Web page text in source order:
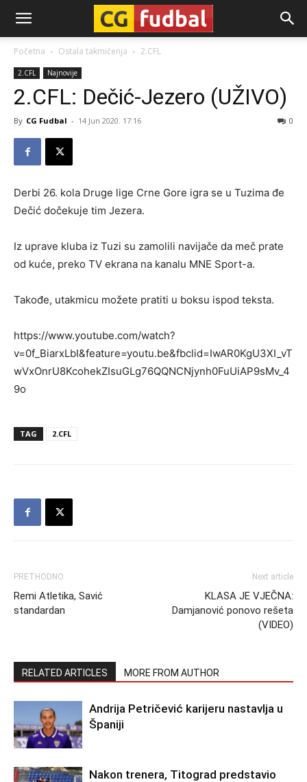
CG-
Fudbal
Početna Ostala takmičenja 2.CFL
2.CFL Najnovije
2.CFL: Dečić-Jezero (UŽIVO)
By CG Fudbal - 14 Jun 2020. 17:16 0
Derbi 26. kola Druge lige Crne Gore igra se u Tuzima đe
Dečić dočekuje tim Jezera.
Iz uprave kluba iz Tuzi su zamolili navijače da meč prate
od kuće, preko TV ekrana na kanalu MNE Sport-a.
Takođe, utakmicu možete pratiti u boksu ispod teksta.
https://www.youtube.com/watch?
v=0f_BiarxLbI&feature=youtu.be&fbclid=IwAR0KgU3XI_vT
wVxOnrU8KcohekZIsuGLg76QQNCNjynh0FuUiAP9sMv_4
9o
TAG 2.CFL
PRETHODNO
Remi Atletika, Savić
standardan
Next article
KLASA JE VJEČNA:
Damjanović ponovo rešeta
(VIDEO)
RELATED ARTICLES MORE FROM AUTHOR
Andrija Petričević karijeru nastavlja u
Španiji
Nakon trenera, Titograd predstavio